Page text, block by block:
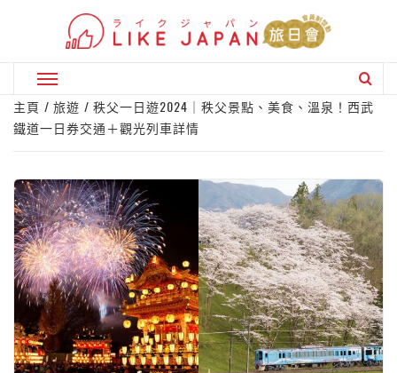
Primary
Menu
主頁 旅遊
秩父一日遊2024｜秩父景點、美食、溫泉！西武
鐵道一日券交通＋觀光列車詳情